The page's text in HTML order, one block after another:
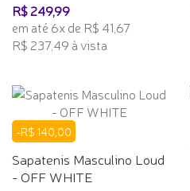
R$ 249,99
em até 6x de R$ 41,67
R$ 237,49 à vista
-R$ 140,00
Sapatenis Masculino Loud
- OFF WHITE